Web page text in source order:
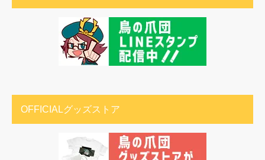
OFFICIALグッズストア